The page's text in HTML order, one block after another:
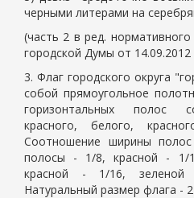
черными литерами на
(часть 2 в ред. нормативного
городской Думы от
3. Флаг городского округа
собой прямоугольное
горизонтальных полос
красного, белого,
Соотношение ширины
полосы - 1/8, красной - 1/
красной - 1/16,
Натуральный размер флага -